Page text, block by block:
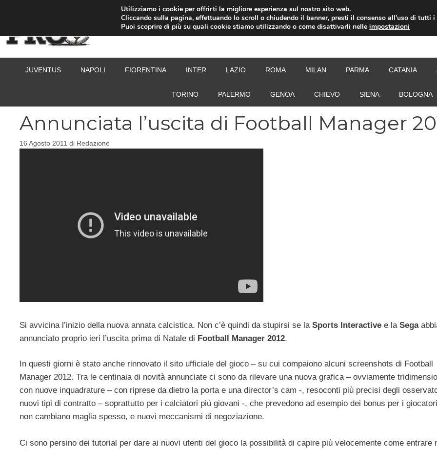
JUVENTUS NAPOLI FIORENTINA INTER LAZIO ROMA MILAN PARMA CATANIA
TORINO PALERMO GENOA CHIEVO SIENA BOLOGNA
Annunciata l’uscita di Football Manager
16 Agosto 2011 di Redazione
Si avvicina l’inizio della nuova annata calcistica. Non c’è quindi da stupirsi se la Sports Interactive e la Sega
annunciato proprio ieri l’uscita prima di Natale di Football Manager 2012.
In questi giorni è stato anche rinnovato il sito ufficiale del gioco – su cui compaiono alcuni screenshots di Football
Manager 2012. Tra le centinaia di novità annunciate ci sono da rilevare una nuova grafica – ovviamente
con nuove inquadrature – con riprese da dietro la porta e una director’s cam -, resoconti più precisi degli
nuovi tipi di contratto – soprattutto per i calciatori più giovani -, che prevedono ad esempio dei bonus per i
non cambiano maglia spesso, e nuovi meccanismi di negoziazione.
Ci sono persino dei tutorial per dare ai nuovi utenti del gioco la possibilità di capire più velocemente come entrare
Utilizziamo i cookie per offrirti la migliore esperienza sul nostro sito web.
Cliccando sulla pagina, effettuando lo scroll o chiudendo il banner, presti il consenso all’uso di tutti
Puoi scoprire di più su quali cookie stiamo utilizzando o come disattivarli nelleimpostazioni